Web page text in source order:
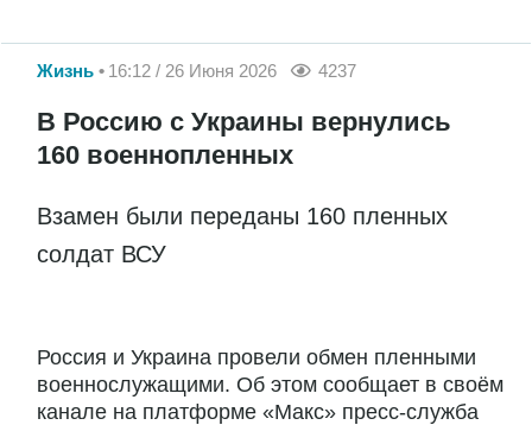
Жизнь 16:12 / 26 Июня 2026 4237
В Россию с Украины вернулись
160 военнопленных
Взамен были переданы 160 пленных
солдат ВСУ
Россия и Украина провели обмен пленными
военнослужащими. Об этом сообщает в своём
канале на платформе «Макс» пресс-служба